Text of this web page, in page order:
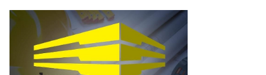
stigli u Saudijsku Arabiju